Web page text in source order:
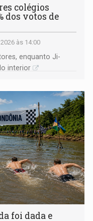
colégios
dos votos de
às 14:00
enquanto Ji-
interior
foi dada e